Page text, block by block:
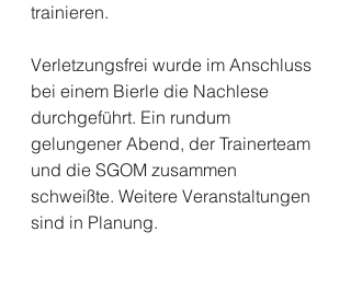
trainieren.
Verletzungsfrei wurde im Anschluss
bei einem Bierle die Nachlese
durchgeführt. Ein rundum
gelungener Abend, der Trainerteam
und die SGOM zusammen
schweißte. Weitere Veranstaltungen
sind in Planung.